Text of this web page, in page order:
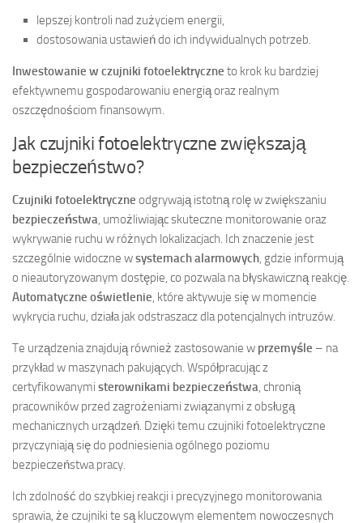
lepszej kontroli nad zużyciem energii,
dostosowania ustawień do ich indywidualnych potrzeb.
Inwestowanie w czujniki fotoelektryczne to krok ku bardziej
efektywnemu gospodarowaniu energią oraz realnym
oszczędnościom finansowym.
Jak czujniki fotoelektryczne zwiększają
bezpieczeństwo?
Czujniki fotoelektryczne odgrywają istotną rolę w zwiększaniu
bezpieczeństwa , umożliwiając skuteczne monitorowanie oraz
wykrywanie ruchu w różnych lokalizacjach. Ich znaczenie jest
szczególnie widoczne wsystemach alarmowych , gdzie informują
o nieautoryzowanym dostępie, co pozwala na błyskawiczną reakcję.
Automatyczne oświetlenie , które aktywuje się w momencie
wykrycia ruchu, działa jak odstraszacz dla potencjalnych intruzów.
Te urządzenia znajdują również zastosowanie w przemyśle – na
przykład w maszynach pakujących. Współpracując z
certyfikowanymi sterownikami bezpieczeństwa , chronią
pracowników przed zagrożeniami związanymi z obsługą
mechanicznych urządzeń. Dzięki temu czujniki fotoelektryczne
przyczyniają się do podniesienia ogólnego poziomu
bezpieczeństwa pracy.
Ich zdolność do szybkiej reakcji i precyzyjnego monitorowania
sprawia, że czujniki te są kluczowym elementem nowoczesnych